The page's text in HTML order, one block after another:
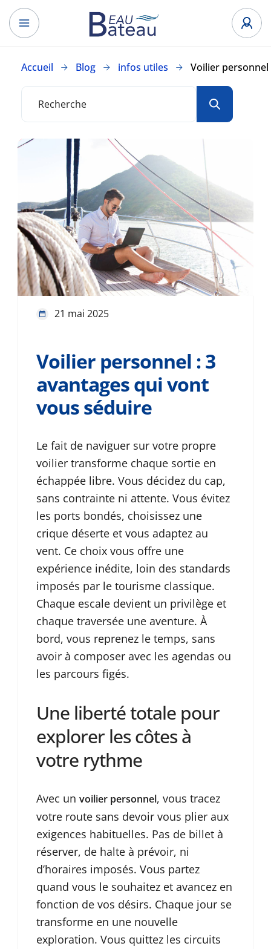
Accueil Blog infos utiles Voilier personnel
21 mai 2025
Voilier personnel : 3
avantages qui vont
vous séduire
Le fait de naviguer sur votre propre
voilier transforme chaque sortie en
échappée libre. Vous décidez du cap,
sans contrainte ni attente. Vous évitez
les ports bondés, choisissez une
crique déserte et vous adaptez au
vent. Ce choix vous offre une
expérience inédite, loin des standards
imposés par le tourisme classique.
Chaque escale devient un privilège et
chaque traversée une aventure. À
bord, vous reprenez le temps, sans
avoir à composer avec les agendas ou
les parcours figés.
Une liberté totale pour
explorer les côtes à
votre rythme
Avec un voilier personnel, vous tracez
votre route sans devoir vous plier aux
exigences habituelles. Pas de billet à
réserver, de halte à prévoir, ni
d’horaires imposés. Vous partez
quand vous le souhaitez et avancez en
fonction de vos désirs. Chaque jour se
transforme en une nouvelle
exploration. Vous quittez les circuits